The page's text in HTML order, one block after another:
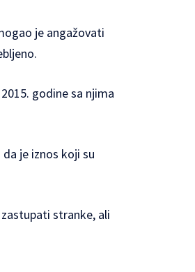
je angažovati
godine sa njima
je iznos koji su
stranke, ali